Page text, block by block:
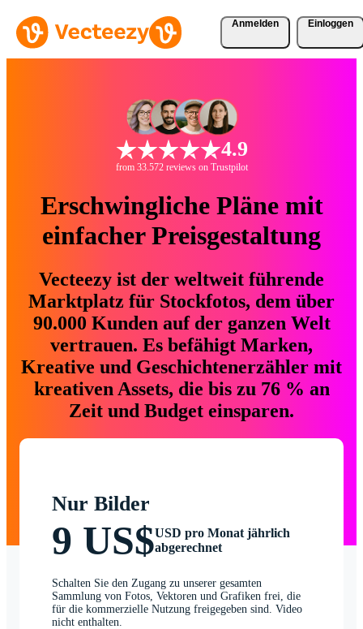
Anmelden Einloggen
4.9
from 33.572 reviews on Trustpilot
Erschwingliche Pläne mit
einfacher Preisgestaltung
Vecteezy ist der weltweit führende
Marktplatz für Stockfotos, dem über
90.000 Kunden auf der ganzen Welt
vertrauen. Es befähigt Marken,
Kreative und Geschichtenerzähler mit
kreativen Assets, die bis zu 76 % an
Zeit und Budget einsparen.
Nur Bilder
9 US$USD pro Monat jährlich
abgerechnet
Schalten Sie den Zugang zu unserer gesamten
Sammlung von Fotos, Vektoren und Grafiken frei, die
für die kommerzielle Nutzung freigegeben sind. Video
nicht enthalten.